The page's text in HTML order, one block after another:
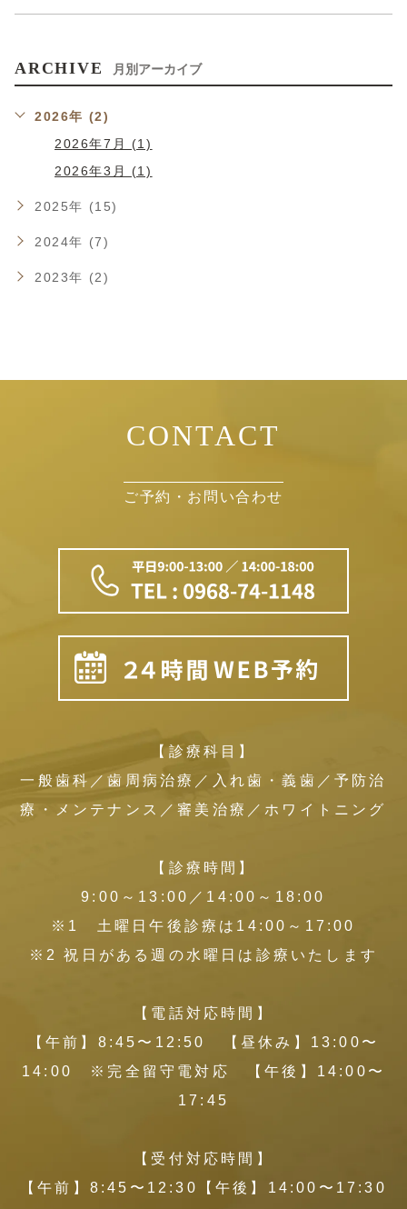
ARCHIVE 月別アーカイブ
2026年 (2)
2026年7月 (1)
2026年3月 (1)
2025年 (15)
2024年 (7)
2023年 (2)
CONTACT
ご予約・お問い合わせ
【診療科目】
一般歯科／歯周病治療／入れ歯・義歯／予防治
療・メンテナンス／審美治療／ホワイトニング
【診療時間】
9:00～13:00／14:00～18:00
※1 土曜日午後診療は14:00～17:00
※2 祝日がある週の水曜日は診療いたします
【電話対応時間】
【午前】8:45〜12:50 【昼休み】13:00〜
14:00 ※完全留守電対応 【午後】14:00〜
17:45
【受付対応時間】
【午前】8:45〜12:30【午後】14:00〜17:30